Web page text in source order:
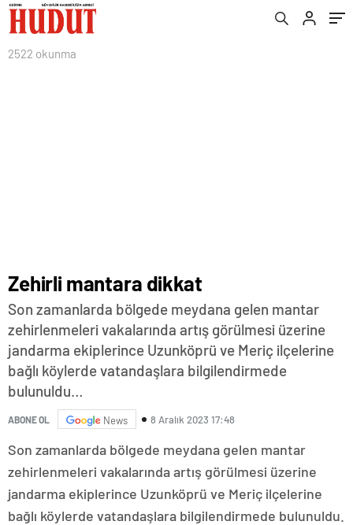
2522 okunma
Zehirli mantara dikkat
Son zamanlarda bölgede meydana gelen mantar
zehirlenmeleri vakalarında artış görülmesi üzerine
jandarma ekiplerince Uzunköprü ve Meriç ilçelerine
bağlı köylerde vatandaşlara bilgilendirmede
bulunuldu…
ABONE OL News 8 Aralık 2023 17:48
Son zamanlarda bölgede meydana gelen mantar
zehirlenmeleri vakalarında artış görülmesi üzerine
jandarma ekiplerince Uzunköprü ve Meriç ilçelerine
bağlı köylerde vatandaşlara bilgilendirmede bulunuldu.